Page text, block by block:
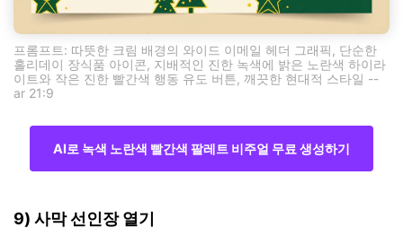
프롬프트: 따뜻한 크림 배경의 와이드 이메일 헤더 그래픽, 단순한
홀리데이 장식품 아이콘, 지배적인 진한 녹색에 밝은 노란색 하이라
이트와 작은 진한 빨간색 행동 유도 버튼, 깨끗한 현대적 스타일 --
ar 21:9
AI로 녹색 노란색 빨간색 팔레트 비주얼 무료 생성하기
9) 사막 선인장 열기